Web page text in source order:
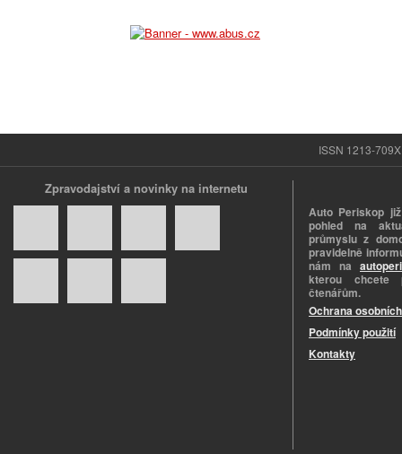
ISSN 1213-
Zpravodajství a novinky na internetu
Auto Periskop
pohled na
průmyslu z
pravidelně
nám na
kterou chcete
čtenářům.
Ochrana
Podmínky použití
Kontakty